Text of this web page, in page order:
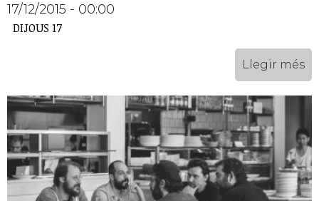
17/12/2015 - 00:00
DIJOUS 17
Llegir més